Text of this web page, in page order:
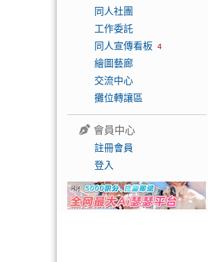
同人社團
工作委託
同人宣傳看板 4
繪圖藝廊
交流中心
攤位轉讓區
會員中心
註冊會員
登入